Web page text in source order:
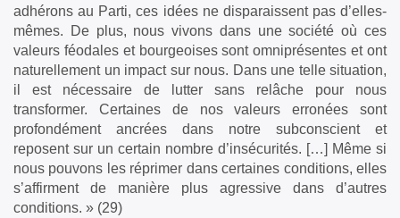
adhérons au Parti, ces idées ne disparaissent pas d’elles-
mêmes. De plus, nous vivons dans une société où ces
valeurs féodales et bourgeoises sont omniprésentes et ont
naturellement un impact sur nous. Dans une telle situation,
il est nécessaire de lutter sans relâche pour nous
transformer. Certaines de nos valeurs erronées sont
profondément ancrées dans notre subconscient et
reposent sur un certain nombre d’insécurités. […] Même si
nous pouvons les réprimer dans certaines conditions, elles
s’affirment de manière plus agressive dans d’autres
conditions. » (29)